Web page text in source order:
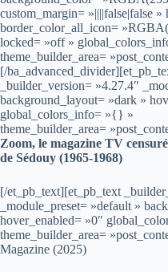
custom_margin= »||||false|false »
border_color_all_icon=
locked= »off »
theme_builder_area=
[/
_builder_version= »4.27.4″
background_layout= »dark »
global_colors_info= »{} »
theme_builder_area=
Zoom, le magazine TV
de Sédouy (1965-1968)
[/et_pb_text][et_pb_text
_module_preset= »default »
hover_enabled= »0″
theme_builder_area=
Magazine (2025)